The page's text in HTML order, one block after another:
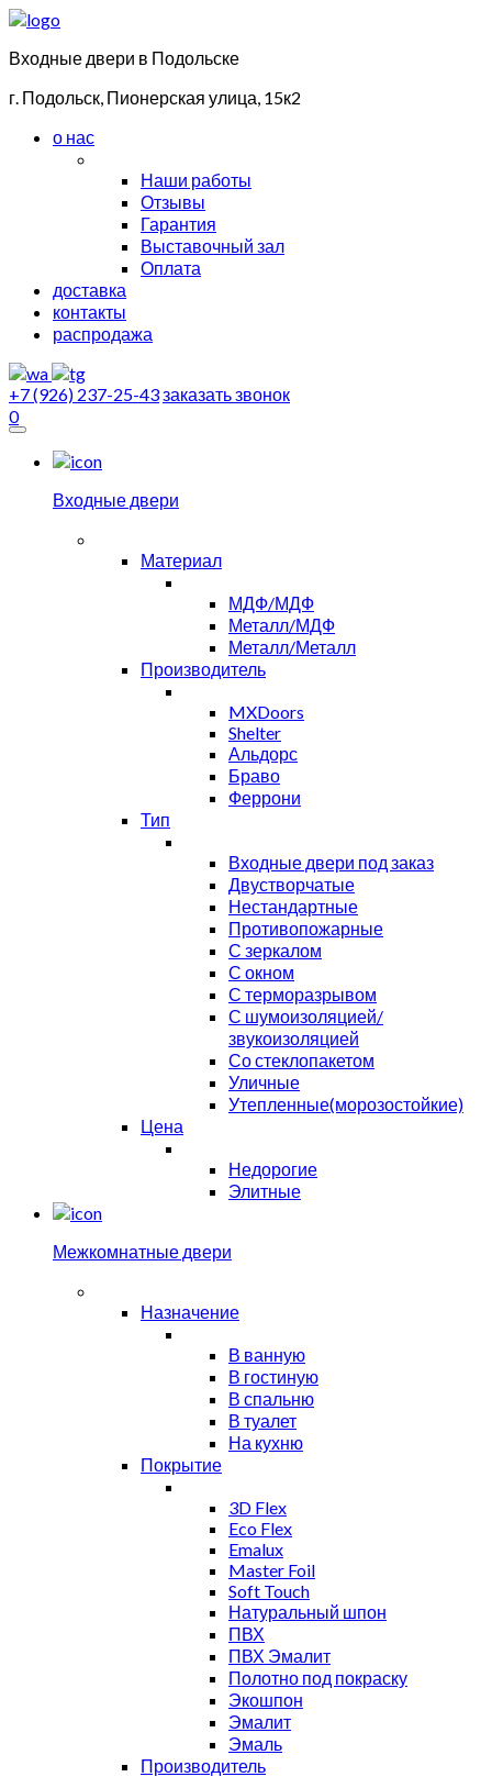
Входные двери в Подольске
г. Подольск, Пионерская улица, 15к2
о нас
Наши работы
Отзывы
Гарантия
Выставочный зал
Оплата
доставка
контакты
распродажа
+7 (926) 237-25-43заказать звонок
0
Входные двери
Материал
МДФ/МДФ
Металл/МДФ
Металл/Металл
Производитель
MXDoors
Shelter
Альдорс
Браво
Феррони
Тип
Входные двери под заказ
Двустворчатые
Нестандартные
Противопожарные
С зеркалом
С окном
С терморазрывом
С шумоизоляцией/
звукоизоляцией
Со стеклопакетом
Уличные
Утепленные(морозостойкие)
Цена
Недорогие
Элитные
Межкомнатные двери
Назначение
В ванную
В гостиную
В спальню
В туалет
На кухню
Покрытие
3D Flex
Eco Flex
Emalux
Master Foil
Soft Touch
Натуральный шпон
ПВХ
ПВХ Эмалит
Полотно под покраску
Экошпон
Эмалит
Эмаль
Производитель